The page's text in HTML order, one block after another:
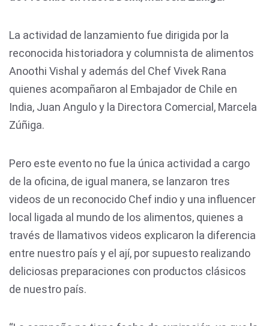
La actividad de lanzamiento fue dirigida por la
reconocida historiadora y columnista de alimentos
Anoothi Vishal y además del Chef Vivek Rana
quienes acompañaron al Embajador de Chile en
India, Juan Angulo y la Directora Comercial, Marcela
Zúñiga.
Pero este evento no fue la única actividad a cargo
de la oficina, de igual manera, se lanzaron tres
videos de un reconocido Chef indio y una influencer
local ligada al mundo de los alimentos, quienes a
través de llamativos videos explicaron la diferencia
entre nuestro país y el ají, por supuesto realizando
deliciosas preparaciones con productos clásicos
de nuestro país.